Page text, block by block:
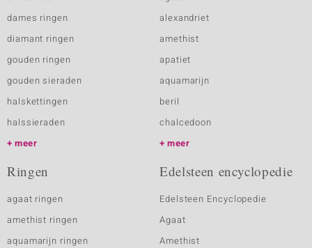
dames ringen
diamant ringen
gouden ringen
gouden sieraden
halskettingen
halssieraden
meer
alexandriet
amethist
apatiet
aquamarijn
beril
chalcedoon
meer
Ringen
agaat ringen
amethist ringen
aquamarijn ringen
Edelsteen encyclopedie
Edelsteen Encyclopedie
Agaat
Amethist